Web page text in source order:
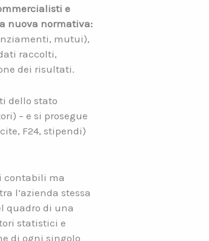
e
nuova normativa:
mutui),
raccolti,
dei risultati.
dello stato
– e si prosegue
F24, stipendi)
contabili ma
l’azienda stessa
quadro di una
statistici e
di ogni singolo